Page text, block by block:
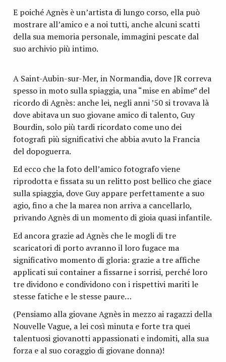
E poiché Agnès è un’artista di lungo corso, ella può
mostrare all’amico e a noi tutti, anche alcuni scatti
della sua memoria personale, immagini pescate dal
suo archivio più intimo.
A Saint-Aubin-sur-Mer, in Normandia, dove JR correva
spesso in moto sulla spiaggia, una “mise en abîme” del
ricordo di Agnès: anche lei, negli anni ’50 si trovava là
dove abitava un suo giovane amico di talento, Guy
Bourdin, solo più tardi ricordato come uno dei
fotografi più significativi che abbia avuto la Francia
del dopoguerra.
Ed ecco che la foto dell’amico fotografo viene
riprodotta e fissata su un relitto post bellico che giace
sulla spiaggia, dove Guy appare perfettamente a suo
agio, fino a che la marea non arriva a cancellarlo,
privando Agnès di un momento di gioia quasi infantile.
Ed ancora grazie ad Agnès che le mogli di tre
scaricatori di porto avranno il loro fugace ma
significativo momento di gloria: grazie a tre affiche
applicati sui container a fissarne i sorrisi, perché loro
tre dividono e condividono con i rispettivi mariti le
stesse fatiche e le stesse paure…
(Pensiamo alla giovane Agnès in mezzo ai ragazzi della
Nouvelle Vague, a lei così minuta e forte tra quei
talentuosi giovanotti appassionati e indomiti, alla sua
forza e al suo coraggio di giovane donna)!